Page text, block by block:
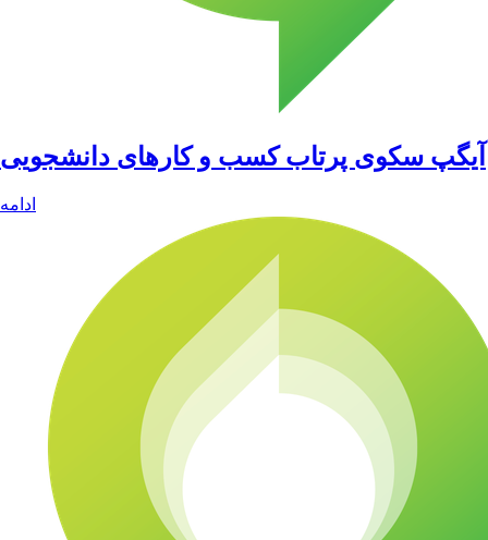
آیگپ سکوی پرتاب کسب و کارهای دانشجویی
ادامه